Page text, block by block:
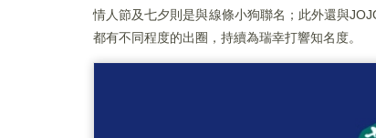
情人節及七夕則是與線條小狗聯名；此外還與
都有不同程度的出圈，持續為瑞幸打響知名度。